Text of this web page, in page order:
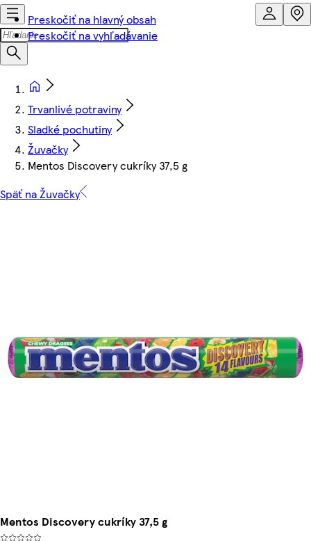
Preskočiť na hlavný obsah
Preskočiť na vyhľadávanie
Trvanlivé potraviny
Sladké pochutiny
Žuvačky
Mentos Discovery cukríky 37,5 g
Späť na Žuvačky
Mentos Discovery cukríky 37,5 g